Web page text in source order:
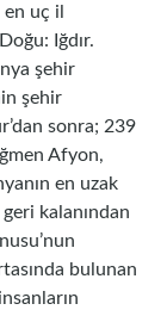
uç il
Iğdır.
şehir
şehir
sonra; 239
Afyon,
en uzak
kalanından
bulunan